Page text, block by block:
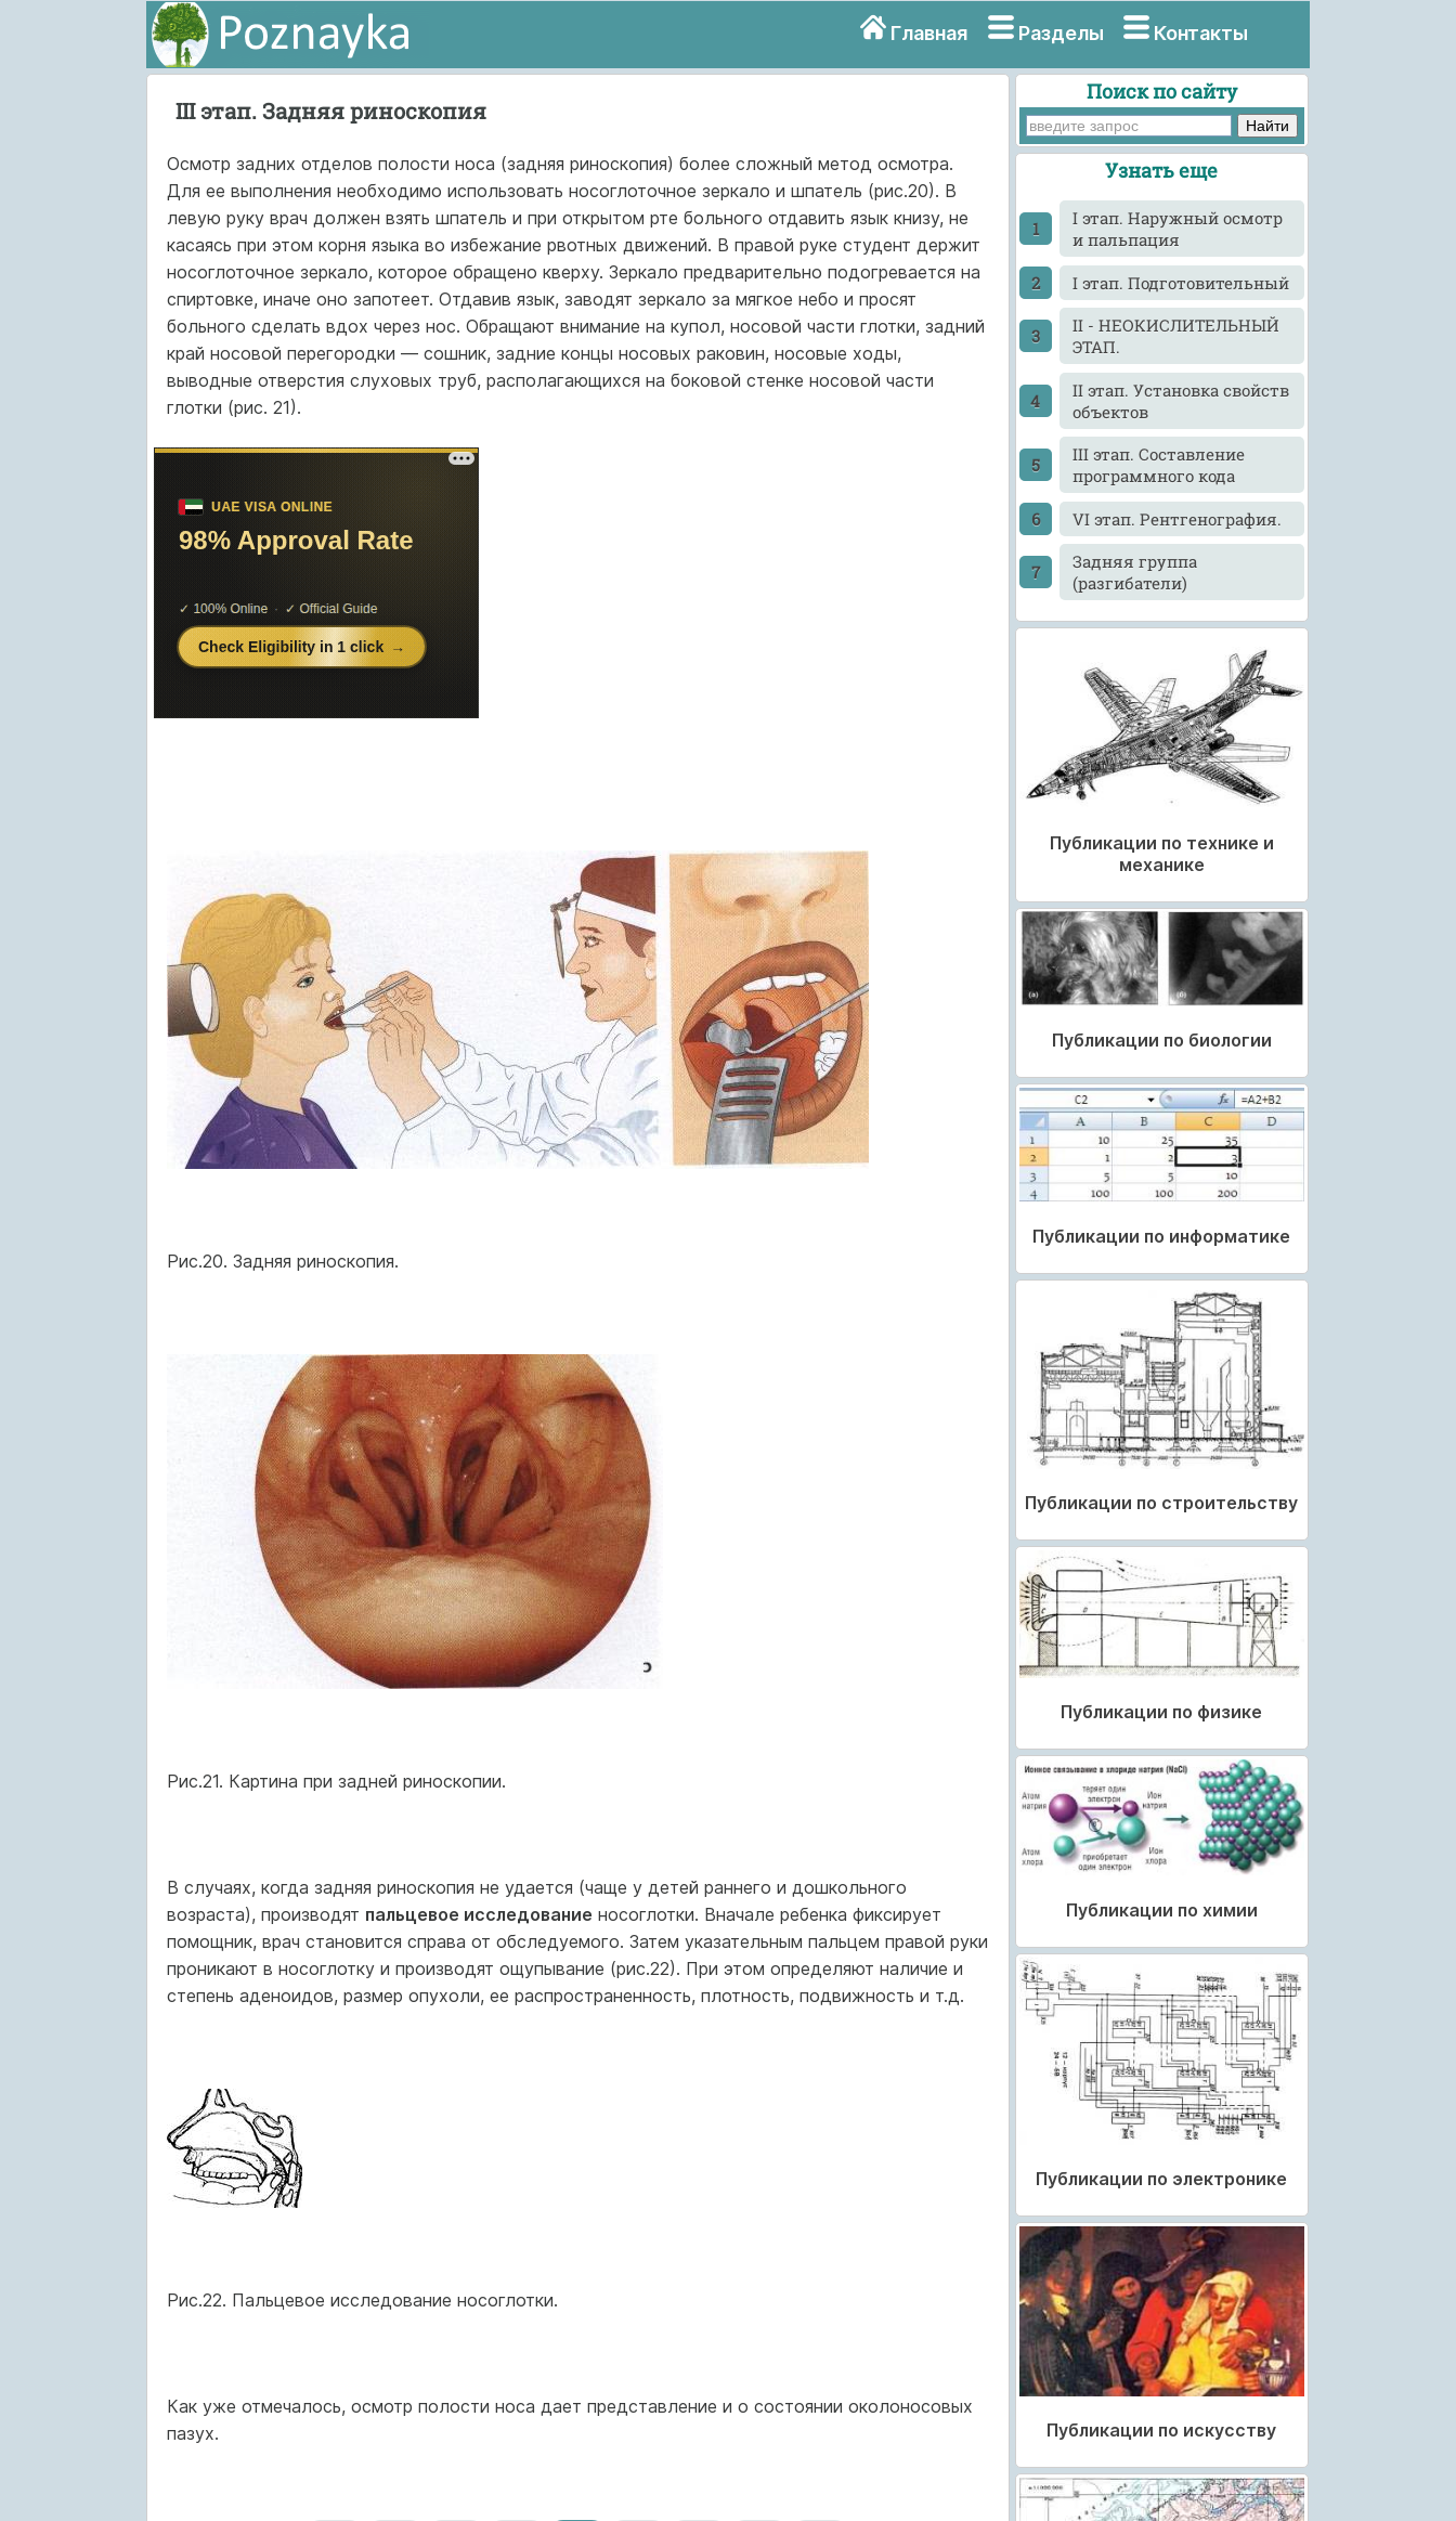
Главная Разделы Контакты
III этап. Задняя риноскопия
Осмотр задних отделов полости носа (задняя риноскопия) более сложный метод осмотра.
Для ее выполнения необходимо использовать носоглоточное зеркало и шпатель (рис.20). В
левую руку врач должен взять шпатель и при открытом рте больного отдавить язык книзу, не
касаясь при этом корня языка во избежание рвотных движений. В правой руке студент держит
носо­глоточное зеркало, которое обращено кверху. Зеркало предварительно подогревается на
спиртовке, иначе оно запотеет. Отдавив язык, заводят зеркало за мягкое небо и просят
больного сделать вдох через нос. Обращают внимание на купол, носовой части глотки, задний
край носовой перегородки — сошник, задние концы носовых раковин, носовые ходы,
выводные отвер­стия слуховых труб, располагающихся на боковой стенке носовой части
глотки (рис. 21).
Рис.20. Задняя риноскопия.
Рис.21. Картина при задней риноскопии.
В случаях, когда задняя риноскопия не удается (чаще у детей раннего и дошкольного
возраста), производят пальцевое исследование носоглотки. Вначале ребенка фиксирует
помощник, врач становится справа от обследуемого. Затем указательным пальцем правой руки
проникают в носоглотку и производят ощупывание (рис.22). При этом определяют наличие и
степень аденоидов, размер опухоли, ее распространенность, плотность, подвижность и т.д.
Рис.22. Пальцевое исследование носоглотки.
Как уже отмечалось, осмотр полости носа дает пред­ставление и о состоянии околоносовых
пазух.
Поиск по сайту
Узнать еще
I этап. Наружный осмотр
и пальпация
I этап. Подготовительный
II - НЕОКИСЛИТЕЛЬНЫЙ
ЭТАП.
II этап. Установка свойств
объектов
III этап. Составление
программного кода
VI этап. Рентгенография.
Задняя группа
(разгибатели)
Публикации по технике и
механике
Публикации по биологии
Публикации по информатике
Публикации по строительству
Публикации по физике
Публикации по химии
Публикации по электронике
Публикации по искусству